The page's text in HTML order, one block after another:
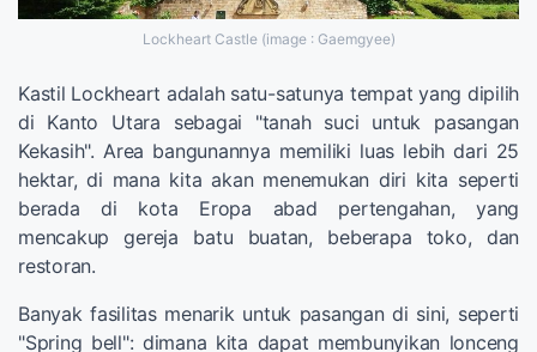
Lockheart Castle (image : Gaemgyee)
Kastil Lockheart adalah satu-satunya tempat yang dipilih
di Kanto Utara sebagai "tanah suci untuk pasangan
Kekasih". Area bangunannya memiliki luas lebih dari 25
hektar, di mana kita akan menemukan diri kita seperti
berada di kota Eropa abad pertengahan, yang
mencakup gereja batu buatan, beberapa toko, dan
restoran.
Banyak fasilitas menarik untuk pasangan di sini, seperti
"Spring bell": dimana kita dapat membunyikan lonceng